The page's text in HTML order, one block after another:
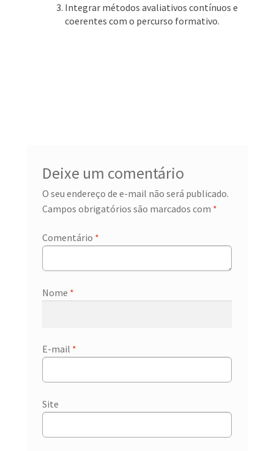
Integrar métodos avaliativos contínuos e
coerentes com o percurso formativo.
Deixe um comentário
O seu endereço de e-mail não será publicado.
Campos obrigatórios são marcados com *
Comentário *
Nome *
E-mail *
Site